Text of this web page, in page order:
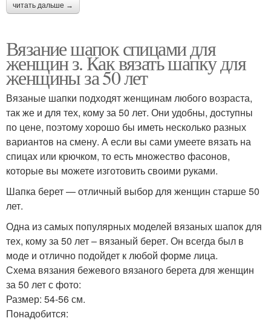
читать дальше →
Вязание шапок спицами для
женщин з. Как вязать шапку для
женщины за 50 лет
Вязаные шапки подходят женщинам любого возраста,
так же и для тех, кому за 50 лет. Они удобны, доступны
по цене, поэтому хорошо бы иметь несколько разных
вариантов на смену. А если вы сами умеете вязать на
спицах или крючком, то есть множество фасонов,
которые вы можете изготовить своими руками.
Шапка берет — отличный выбор для женщин старше 50
лет.
Одна из самых популярных моделей вязаных шапок для
тех, кому за 50 лет – вязаный берет. Он всегда был в
моде и отлично подойдет к любой форме лица.
Схема вязания бежевого вязаного берета для женщин
за 50 лет с фото:
Размер: 54-56 см.
Понадобится: